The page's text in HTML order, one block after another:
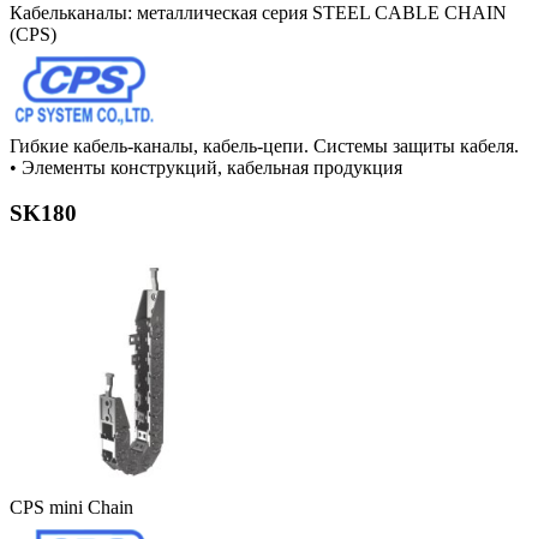
Кабельканалы: металлическая серия STEEL CABLE CHAIN
(CPS)
Гибкие кабель-каналы, кабель-цепи. Системы защиты кабеля.
• Элементы конструкций, кабельная продукция
SK180
CPS mini Chain